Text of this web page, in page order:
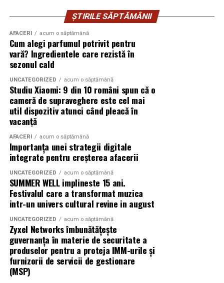
bilete de o zi la pretul de 351 lei pentru vineri si
sambata, respectiv 426.6 lei pentru duminica.
HONOR Watch 6 răspunde acestei provocări prin
funcția Water-Touch Control, care menține ecranul
receptiv chiar și atunci când utilizatorul are mâinile ude
sau folosește ceasul în ploaie, facilitând interacțiunea în
mai multe scenarii de utilizare.
Mai mult decât un partener pentru sport
Dincolo de funcțiile dedicate antrenamentelor, HONOR
Watch 6 este conceput pentru utilizarea de zi cu zi,
având o autonomie de până la 35 de zile. Într-o
categorie în care autonomia medie este de 5–7 zile,
potrivit Intel Market Research², această performanță
reduce frecvența încărcărilor și permite monitorizarea
pe perioade mai lungi, cu mai puține întreruperi.
Ceasul oferă și o analiză detaliată a nivelului de energie
al organismului, pe baza unor indicatori precum ritmul
cardiac, variabilitatea ritmului cardiac (HRV), somnul și
nivelul de stres. Luând în calcul aceste date, dar și
factori precum condițiile meteo sau ciclul menstrual,
HONOR Watch 6 poate sugera perioade de odihnă,
ȘTIRILE SĂPTĂMÂNII
AFACERI acum o săptămână
Cum alegi parfumul potrivit pentru
vară? Ingredientele care rezistă în
sezonul cald
UNCATEGORIZED acum o săptămână
Studiu Xiaomi: 9 din 10 români spun că o
cameră de supraveghere este cel mai
util dispozitiv atunci când pleacă în
vacanță
AFACERI acum o săptămână
Importanța unei strategii digitale
integrate pentru creșterea afacerii
UNCATEGORIZED acum o săptămână
SUMMER WELL implineste 15 ani.
Festivalul care a transformat muzica
intr-un univers cultural revine in august
UNCATEGORIZED acum o săptămână
Zyxel Networks îmbunătățește
guvernanța în materie de securitate a
produselor pentru a proteja IMM-urile și
furnizorii de servicii de gestionare
(MSP)